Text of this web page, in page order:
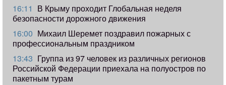
16:11 В Крыму проходит Глобальная неделя
безопасности дорожного движения
16:00 Михаил Шеремет поздравил пожарных с
профессиональным праздником
13:43 Группа из 97 человек из различных регионов
Российской Федерации приехала на полуостров по
пакетным турам